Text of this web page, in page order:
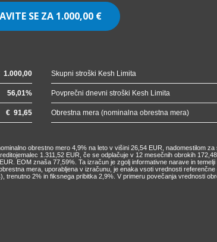
SE ZA 1.000,00 €
1.000,00 Skupni stroški Kesh Limita
56,01% Povprečni dnevni stroški Kesh Limita
€ 91,65 Obrestna mera (nominalna obrestna mera)
obrestno mero 4,9% na leto v višini 26,54 EUR, nadomestilom
1.311,52 EUR, če se odplačuje v 12 mesečnih obrokih
EOM znaša 77,59%. Ta izračun je zgolj informativne narave in
mera, uporabljena v izračunu, je enaka vsoti vrednosti
2% in fiksnega pribitka 2,9%. V primeru povečanja vrednosti